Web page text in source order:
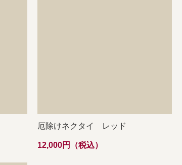
厄除けネクタイ レッド
12,000円（税込）